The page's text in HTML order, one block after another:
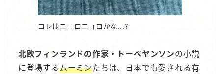
コレはニョロニョロかな...?
北欧フィンランドの作家・トーベヤンソンの小説
に登場するムーミンたちは、日本でも愛される有